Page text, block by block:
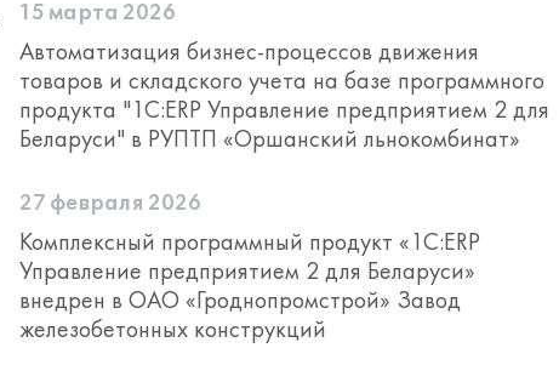
15 марта 2026
Автоматизация бизнес-процессов движения
товаров и складского учета на базе программного
продукта "1С:ERP Управление предприятием 2 для
Беларуси" в РУПТП «Оршанский льнокомбинат»
27 февраля 2026
Комплексный программный продукт «1С:ERP
Управление предприятием 2 для Беларуси»
внедрен в ОАО «Гроднопромстрой» Завод
железобетонных конструкций